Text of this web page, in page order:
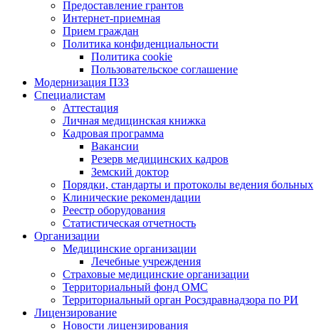
Предоставление грантов
Интернет-приемная
Прием граждан
Политика конфиденциальности
Политика cookie
Пользовательское соглашение
Модернизация ПЗЗ
Специалистам
Аттестация
Личная медицинская книжка
Кадровая программа
Вакансии
Резерв медицинских кадров
Земский доктор
Порядки, стандарты и протоколы ведения больных
Клинические рекомендации
Реестр оборудования
Статистическая отчетность
Организации
Медицинские организации
Лечебные учреждения
Страховые медицинские организации
Территориальный фонд ОМС
Территориальный орган Росздравнадзора по РИ
Лицензирование
Новости лицензирования